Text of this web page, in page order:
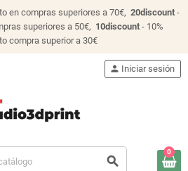
en compras superiores a 70€, 20discount-
superiores a 50€, 10discount- 10%
compra superior a 30€
search
person Iniciar sesión
0